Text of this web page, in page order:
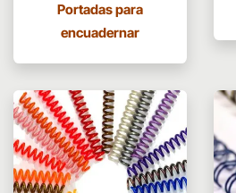
Portadas para
encuadernar